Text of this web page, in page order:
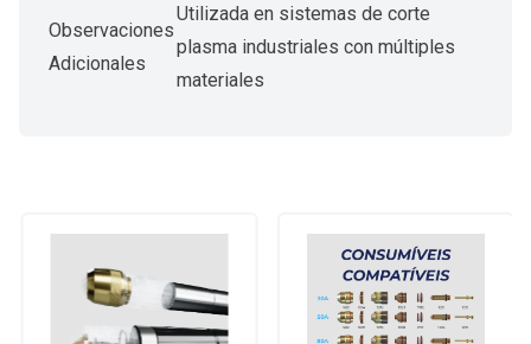
Observaciones
Adicionales
Utilizada en sistemas de corte
plasma industriales con múltiples
materiales